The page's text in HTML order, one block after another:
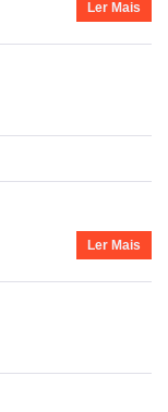
Ler Mais
Ler Mais